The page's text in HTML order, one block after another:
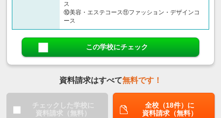
ス
⑩美容・エステコース⑪ファッション・デザインコ
ース
この学校にチェック
資料請求はすべて無料です！
チェックした学校に
資料請求（無料）
全校（18件）に
資料請求（無料）